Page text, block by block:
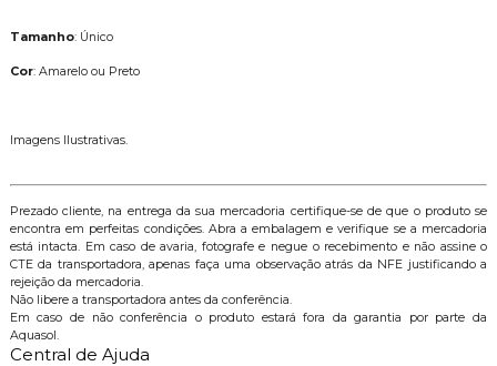
Tamanho: Único
Cor: Amarelo ou Preto
Imagens Ilustrativas.
Prezado cliente, na entrega da sua mercadoria certifique-se de que o produto se
encontra em perfeitas condições. Abra a embalagem e verifique se a mercadoria
está intacta. Em caso de avaria, fotografe e negue o recebimento e não assine o
CTE da transportadora, apenas faça uma observação atrás da NFE justificando a
rejeição da mercadoria.
Não libere a transportadora antes da conferência.
Em caso de não conferência o produto estará fora da garantia por parte da
Aquasol.
Central de Ajuda